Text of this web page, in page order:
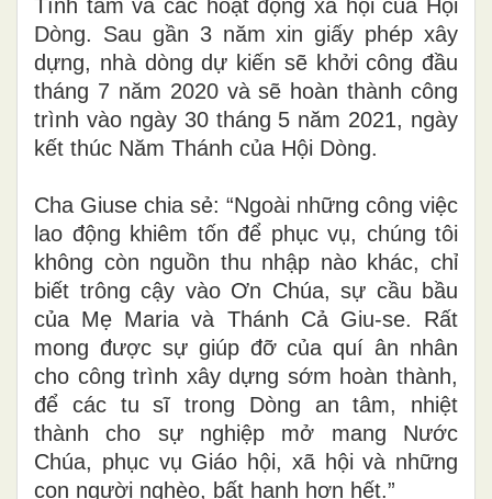
Tĩnh tâm và các hoạt động xã hội của Hội
Dòng. Sau gần 3 năm xin giấy phép xây
dựng, nhà dòng dự kiến sẽ khởi công đầu
tháng 7 năm 2020 và sẽ hoàn thành công
trình vào ngày 30 tháng 5 năm 2021, ngày
kết thúc Năm Thánh của Hội Dòng.
Cha Giuse chia sẻ: “Ngoài những công việc
lao động khiêm tốn để phục vụ, chúng tôi
không còn nguồn thu nhập nào khác, chỉ
biết trông cậy vào Ơn Chúa, sự cầu bầu
của Mẹ Maria và Thánh Cả Giu-se. Rất
mong được sự giúp đỡ của quí ân nhân
cho công trình xây dựng sớm hoàn thành,
để các tu sĩ trong Dòng an tâm, nhiệt
thành cho sự nghiệp mở mang Nước
Chúa, phục vụ Giáo hội, xã hội và những
con người nghèo, bất hạnh hơn hết.”